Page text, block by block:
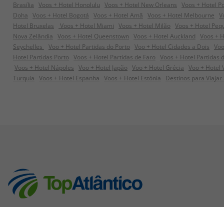
Brasília Voos + Hotel Honolulu Voos + Hotel New Orleans Voos + Hotel
Doha Voos + Hotel Bogotá Voos + Hotel Amã Voos + Hotel Melbourne
Hotel Bruxelas
Voos + Hotel Miami Voos + Hotel Milão Voos + Hotel
Nova Zelândia Voos + Hotel Queenstown Voos + Hotel Auckland Voos +
Seychelles
Voo + Hotel Partidas do Porto Voo + Hotel Cidades a Dois
Hotel Partidas Porto Voos + Hotel Partidas de Faro Voos + Hotel Partidas
Voos + Hotel Nápoles Voo + Hotel Japão Voo + Hotel Grécia Voo + Hotel
Turquia Voos + Hotel Espanha Voos + Hotel Estónia Destinos para Viajar